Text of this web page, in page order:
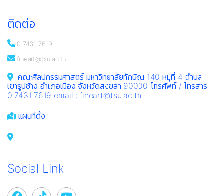
ติดต่อ
0 7431 7619
fineart@tsu.ac.th
คณะศิลปกรรมศาสตร์ มหาวิทยาลัยทักษิณ 140 หมู่ที่ 4 ตำบล
เขารูปช้าง อำเภอเมือง จังหวัดสงขลา 90000 โทรศัพท์ / โทรสาร
0 7431 7619 email : fineart@tsu.ac.th
แผนที่ตั้ง
Social Link